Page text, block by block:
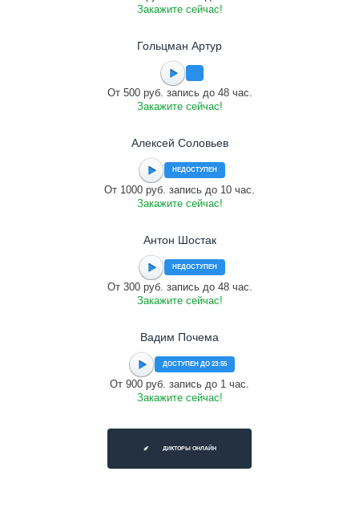
Закажите сейчас!
Гольцман Артур
От 500 руб. запись до 48 час.
Закажите сейчас!
Алексей Соловьев
НЕДОСТУПЕН
От 1000 руб. запись до 10 час.
Закажите сейчас!
Антон Шостак
НЕДОСТУПЕН
От 300 руб. запись до 48 час.
Закажите сейчас!
Вадим Почема
ДОСТУПЕН ДО 23:55
От 900 руб. запись до 1 час.
Закажите сейчас!
ДИКТОРЫ ОНЛАЙН